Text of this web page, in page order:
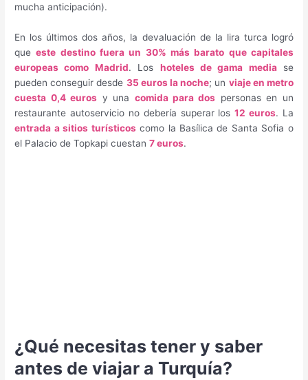
mucha anticipación).
En los últimos dos años, la devaluación de la lira turca logró
queeste destino fuera un 30% más barato que capitales
europeas como Madrid. Los hoteles de gama mediase
pueden conseguir desde 35 euros la noche; un viaje en metro
cuesta 0,4 euros y una comida para dos personas en un
restaurante autoservicio no debería superar los12 euros. La
entrada a sitios turísticoscomo la Basílica de Santa Sofia o
el Palacio de Topkapi cuestan7 euros.
¿Qué necesitas tener y saber
antes de viajar a Turquía?